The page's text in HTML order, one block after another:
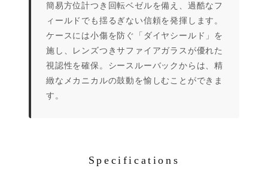
簡易方位計つき回転ベゼルを備え、過酷なフ
ィールドでも揺るぎない信頼を発揮します。
ケースには小傷を防ぐ「ダイヤシールド」を
施し、レンズつきサファイアガラスが優れた
視認性を確保。シースルーバックからは、精
緻なメカニカルの鼓動を愉しむことができま
す。
Specifications